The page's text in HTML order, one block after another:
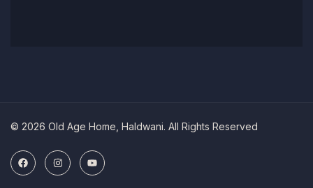
© 2026 Old Age Home, Haldwani. All Rights Reserved